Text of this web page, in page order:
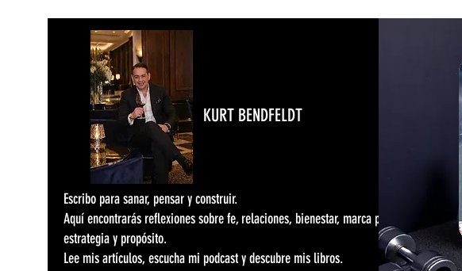
KURT BENDFELDT
Escribo para sanar, pensar y construir.
Aquí encontrarás reflexiones sobre fe, relaciones, bienestar, marca personal,
estrategia y propósito.
Lee mis artículos, escucha mi podcast y descubre mis libros.